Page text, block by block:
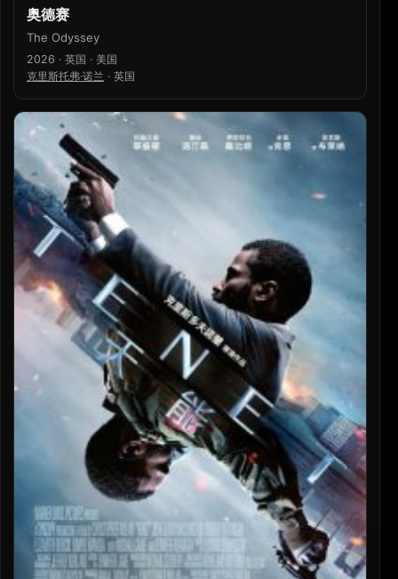
奥德赛
The Odyssey
2026 · 英国 · 美国
克里斯托弗·诺兰 · 英国